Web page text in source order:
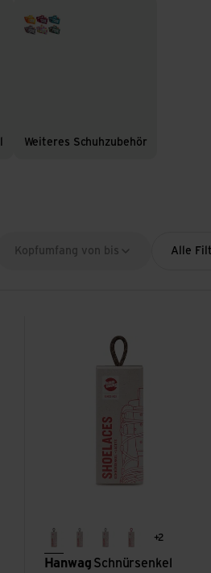
Weiteres Schuhzubehör
Kopfumfang von bis Alle
erdeaschegrau/schwarz
rot
+2
Hanwag Schnürsenkel